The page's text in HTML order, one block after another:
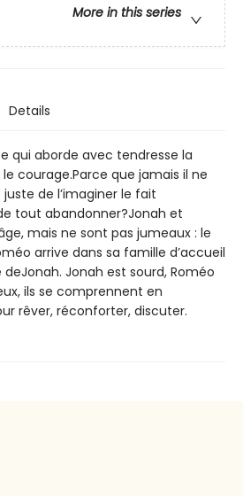
More in this series
Details
qui aborde avec tendresse la
courage.Parce que jamais il ne
de l’imaginer le fait
tout abandonner?Jonah et
mais ne sont pas jumeaux : le
arrive dans sa famille d’accueil
Jonah est sourd, Roméo
ils se comprennent en
rêver, réconforter, discuter.